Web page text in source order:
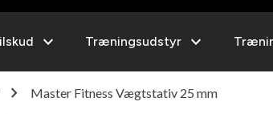
expand_more Træningsudstyr expand_more
chevron_right Master Fitness Vægtstativ 25 mm